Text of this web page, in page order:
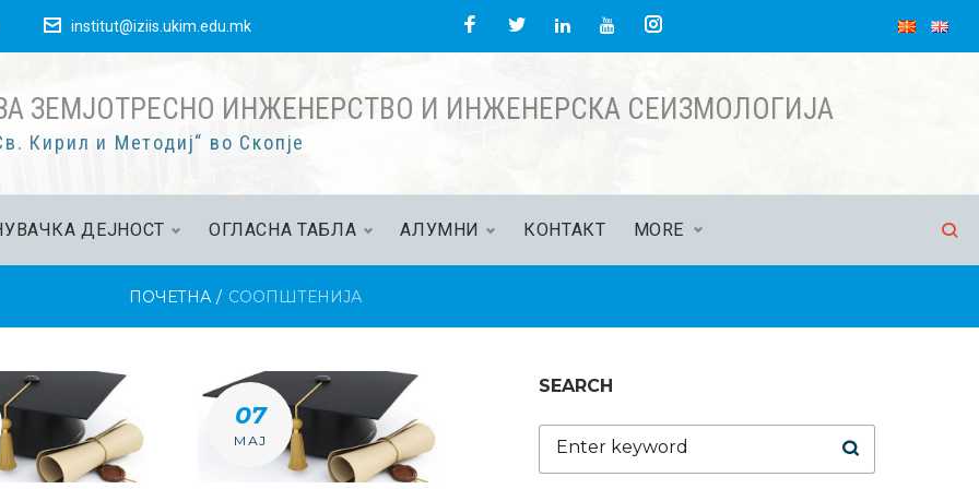
institut@iziis.ukim.edu.mk FacebookTwitter
LinkedInYouTube
Instagram
ЗЕМЈОТРЕСНО ИНЖЕНЕРСТВО И ИНЖЕНЕРСКА СЕИЗМОЛОГИЈА
Кирил и Методиј“ во Скопје
ДЕЈНОСТ ОГЛАСНА ТАБЛА АЛУМНИ КОНТАКТ MORE
ПОЧЕТНА / СООПШТЕНИЈА
07
МАЈ
SEARCH
Search
for: